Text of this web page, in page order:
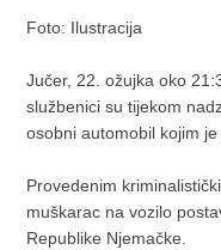
Foto: Ilustracija
Jučer, 22. ožujka oko
službenici su tijekom
osobni automobil kojim
Provedenim
muškarac na vozilo
Republike Njemačke.